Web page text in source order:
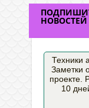
НОВОСТЕЙ
Техники
Заметки
проекте.
10